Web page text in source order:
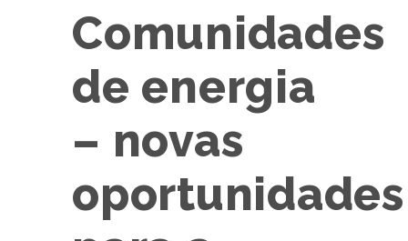
Comunidades
de energia
– novas
oportunidades